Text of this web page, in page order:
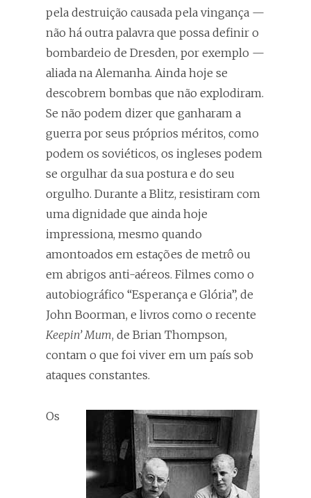
pela destruição causada pela vingança —
não há outra palavra que possa definir o
bombardeio de Dresden, por exemplo —
aliada na Alemanha. Ainda hoje se
descobrem bombas que não explodiram.
Se não podem dizer que ganharam a
guerra por seus próprios méritos, como
podem os soviéticos, os ingleses podem
se orgulhar da sua postura e do seu
orgulho. Durante a Blitz, resistiram com
uma dignidade que ainda hoje
impressiona, mesmo quando
amontoados em estações de metrô ou
em abrigos anti-aéreos. Filmes como o
autobiográfico “Esperança e Glória”, de
John Boorman, e livros como o recente
Keepin’ Mum, de Brian Thompson,
contam o que foi viver em um país sob
ataques constantes.
Os